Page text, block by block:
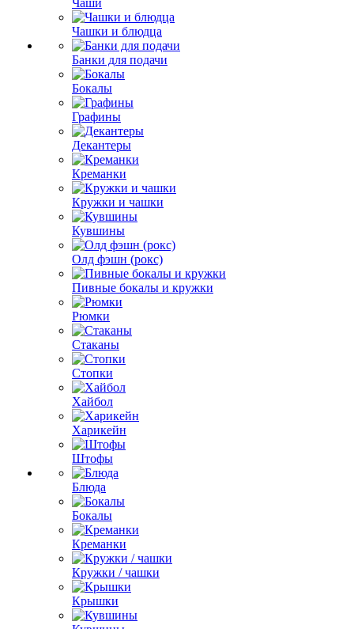
Чаши
Чашки и блюдца
Банки для подачи
Бокалы
Графины
Декантеры
Креманки
Кружки и чашки
Кувшины
Олд фэшн (рокс)
Пивные бокалы и кружки
Рюмки
Стаканы
Стопки
Хайбол
Харикейн
Штофы
Блюда
Бокалы
Креманки
Кружки / чашки
Крышки